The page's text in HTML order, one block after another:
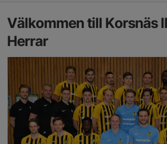
Välkommen till Korsnäs
Herrar